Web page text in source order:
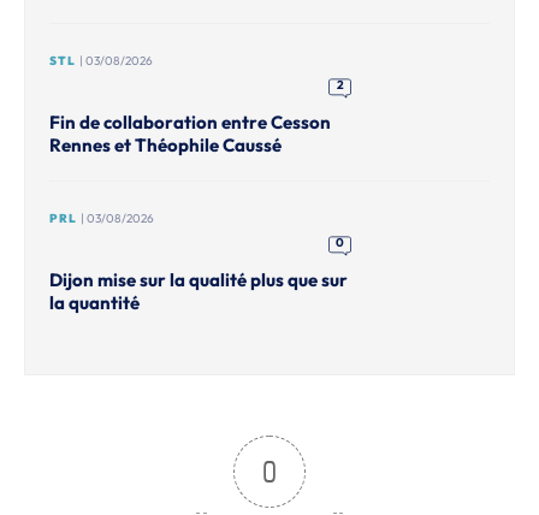
STL | 03/08/2026
2
Fin de collaboration entre Cesson
Rennes et Théophile Caussé
PRL | 03/08/2026
0
Dijon mise sur la qualité plus que sur
la quantité
0